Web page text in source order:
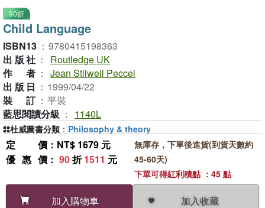
90折
Child Language
ISBN13 ： 9780415198363
出版社 ：
Routledge UK
作者 ： Jean Stilwell Peccei
出版日 ： 1999/04/22
裝訂 ： 平裝
藍思閱讀分級 ： 1140L
定價 ：NT$ 1679 元
優惠價 ： 90折1511 元
加入購物車 加入收藏
無庫存，下單後進貨(到貨天數約
45-60天)
下單可得紅利積點 ：45 點
杜威圖書分類 ： Philosophy & theory